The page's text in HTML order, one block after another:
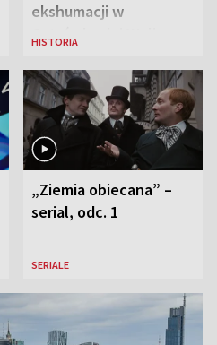
ekshumacji w
Ostrówkach i Woli
HISTORIA
„Ziemia obiecana” –
serial, odc. 1
SERIALE